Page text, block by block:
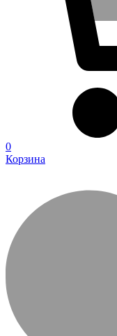
0
Корзина